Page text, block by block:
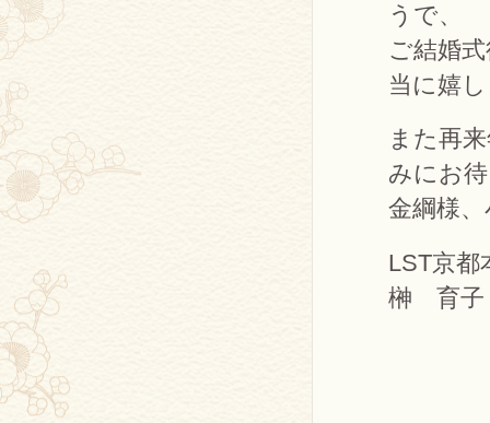
うで、
ご結婚
当に嬉
また再
みにお
金綱様
LST京
榊 育子